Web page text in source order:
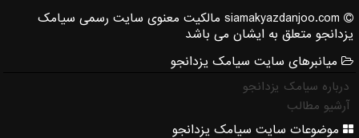
siamakyazdanjoo.com مالکیت معنوی سایت رسمی سیامک
یزدانجو متعلق به ایشان می باشد
میانبرهای سایت سیامک یزدانجو
درباره سیامک یزدانجو
آرشیو مطالب
موضوعات سایت سیامک یزدانجو